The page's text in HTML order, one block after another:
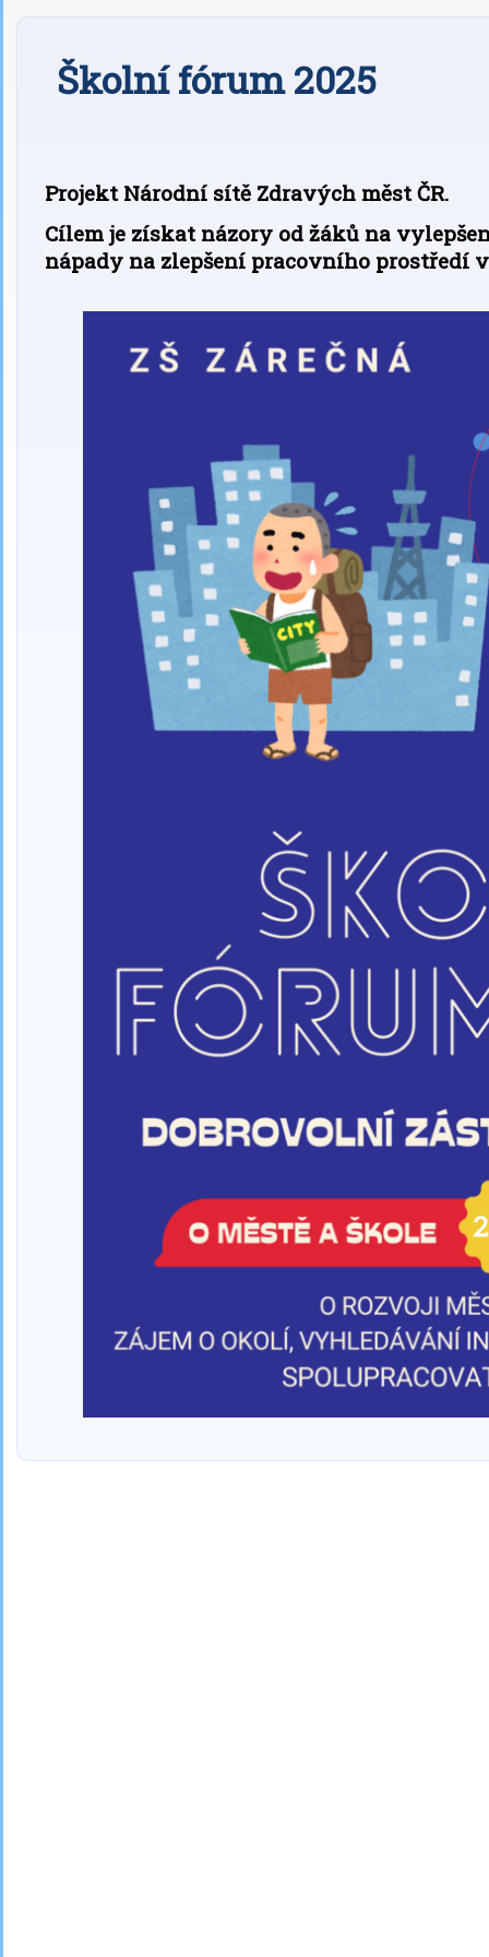
Školní fórum 2025
Projekt Národní sítě Zdravých měst ČR.
Cílem je získat názory od žáků na
nápady na zlepšení pracovního prostředí